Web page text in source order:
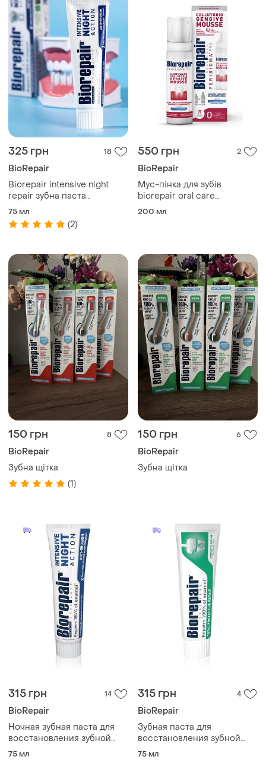
325 грн 18
BioRepair
Biorepair intensive night
repair зубна паста
інтенсивне нічне
відновлення, 75 мл
75 мл
(2)
550 грн 2
BioRepair
Мус-пінка для зубів
biorepair oral care
peribioma gengive mousse:
200 мл
150 грн 8
BioRepair
Зубна щітка
(1)
150 грн 6
BioRepair
Зубна щітка
315 грн 14
BioRepair
Ночная зубная паста для
восстановления зубной
эмали biorepair advanced
75 мл
315 грн 4
BioRepair
Зубная паста для
восстановления зубной
эмали biorepair total
75 мл